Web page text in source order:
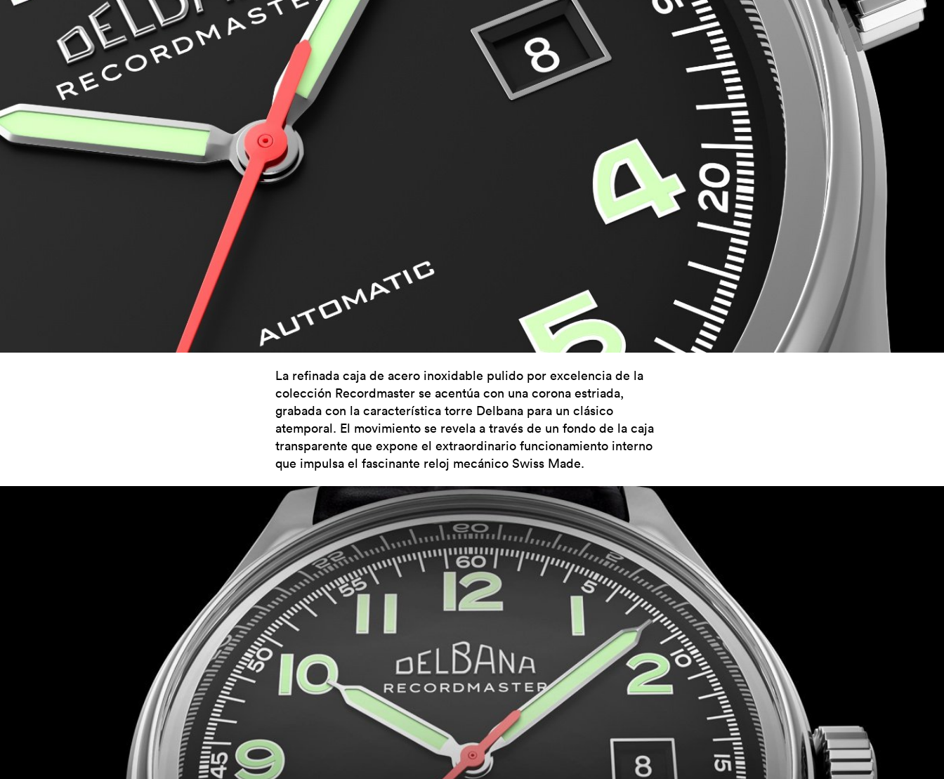
La refinada caja de acero inoxidable pulido por excelencia de la
colección Recordmaster se acentúa con una corona estriada,
grabada con la característica torre Delbana para un clásico
atemporal. El movimiento se revela a través de un fondo de la caja
transparente que expone el extraordinario funcionamiento interno
que impulsa el fascinante reloj mecánico Swiss Made.